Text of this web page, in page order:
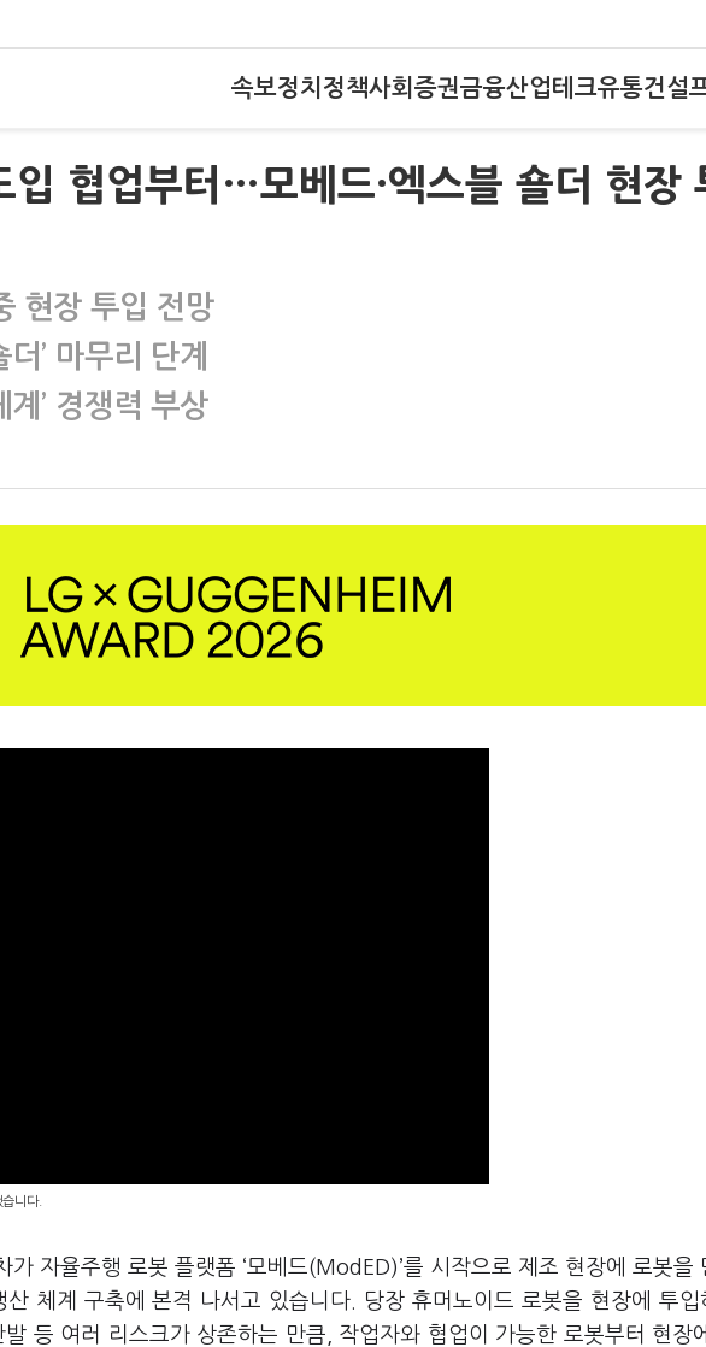
속보정치 정책사회 증권금융산업테크유통건설
입 협업부터…모베드·엑스블 숄더 현장
현장 투입 전망
’ 마무리 단계
계’ 경쟁력 부상
니다.
가 자율주행 로봇 플랫폼 ‘모베드(ModED)’를 시작으로 제조 현장에 로봇을
체계 구축에 본격 나서고 있습니다. 당장 휴머노이드 로봇을 현장에 투입
등 여러 리스크가 상존하는 만큼, 작업자와 협업이 가능한 로봇부터 현장